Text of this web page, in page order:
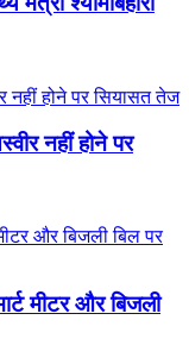
नहीं होने पर
मीटर और बिजली